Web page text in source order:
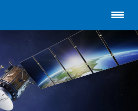
关于星展
动中通系列